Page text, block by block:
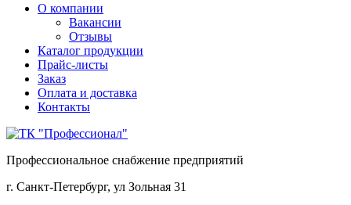
О компании
Вакансии
Отзывы
Каталог продукции
Прайс-листы
Заказ
Оплата и доставка
Контакты
Профессиональное снабжение предприятий
г. Санкт-Петербург, ул Зольная 31